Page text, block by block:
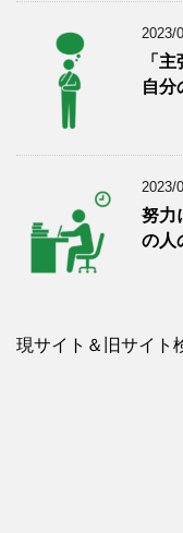
2023/
「
自分
2023/
努力
の人
現サイト＆旧サイト